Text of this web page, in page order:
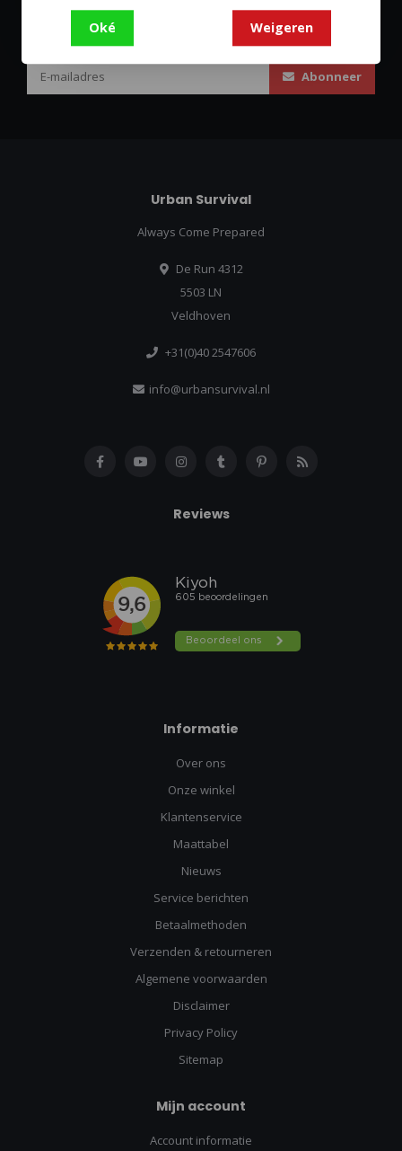
Abonneer je op onze nieuwsbrief
Blijf op de hoogte over onze laatste acties
Abonneer
Urban Survival
Always Come Prepared
De Run 4312
5503 LN
Veldhoven
+31(0)40 2547606
info@urbansurvival.nl
Reviews
Informatie
Over ons
Onze winkel
Klantenservice
Maattabel
Nieuws
Service berichten
Betaalmethoden
Verzenden & retourneren
Algemene voorwaarden
Disclaimer
Privacy Policy
Sitemap
Mijn account
Account informatie
Oké Weigeren